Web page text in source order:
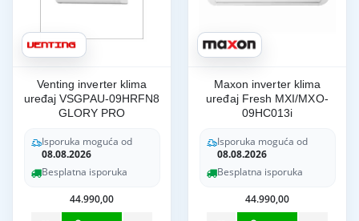
Venting inverter klima
uređaj VSGPAU-09HRFN8
GLORY PRO
Isporuka moguća od
08.08.2026
Besplatna isporuka
44.990,00
Maxon inverter klima
uređaj Fresh MXI/MXO-
09HC013i
Isporuka moguća od
08.08.2026
Besplatna isporuka
44.990,00